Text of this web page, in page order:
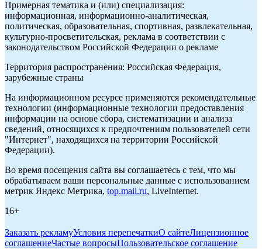
Примерная тематика и (или) специализация:
информационная, информационно-аналитическая,
политическая, образовательная, спортивная, развлекательная,
культурно-просветительская, реклама в соответствии с
законодательством Российской Федерации о рекламе
Территория распространения: Российская Федерация,
зарубежные страны
На информационном ресурсе применяются рекомендательные
технологии (информационные технологии предоставления
информации на основе сбора, систематизации и анализа
сведений, относящихся к предпочтениям пользователей сети
"Интернет", находящихся на территории Российской
Федерации).
Во время посещения сайта вы соглашаетесь с тем, что мы
обрабатываем ваши персональные данные с использованием
метрик Яндекс Метрика, top.mail.ru, LiveInternet.
16+
Заказать рекламуУсловия перепечаткиО сайтеЛицензионное
соглашениеЧастые вопросыПользовательское соглашение